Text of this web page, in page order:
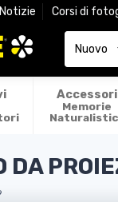
Notizie Corsi di
Accessori
Memorie
DA